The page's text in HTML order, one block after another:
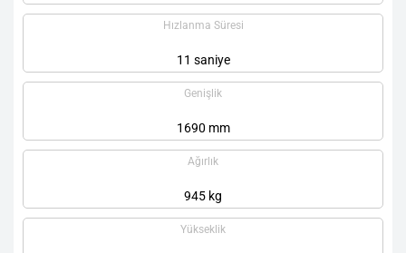
Hızlanma Süresi
11 saniye
Genişlik
1690 mm
Ağırlık
945 kg
Yükseklik